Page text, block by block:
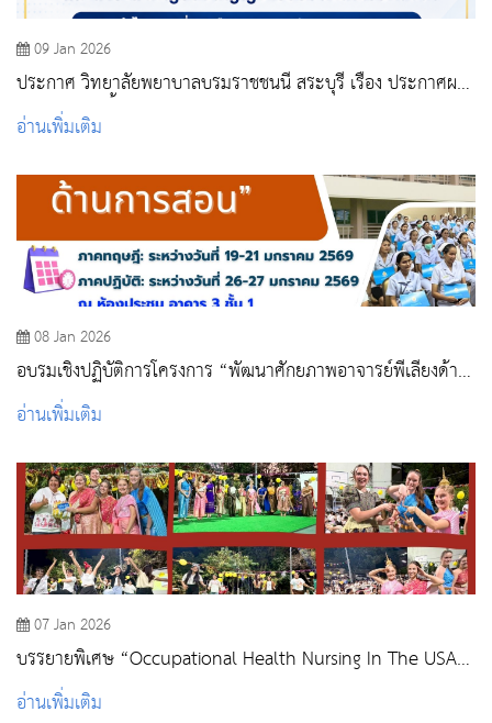
09 Jan 2026
ประกาศ วิทยาลัยพยาบาลบรมราชชนนี สระบุรี เรื่อง ประกาศผล
ผู้ชนะการจัดซื้อจัดจ้างหรือผู้ได้รับการคัดเลือก และสาระสำคัญ
ของสัญญาหรือข้อตกลงเป็นหนังสือ
อ่านเพิ่มเติม
08 Jan 2026
อบรมเชิงปฏิบัติการโครงการ “พัฒนาศักยภาพอาจารย์พี่เลี้ยงด้าน
การสอน”
อ่านเพิ่มเติม
07 Jan 2026
บรรยายพิเศษ “Occupational Health Nursing In The USA”
Welcome Party & Happy New Year 2026
อ่านเพิ่มเติม